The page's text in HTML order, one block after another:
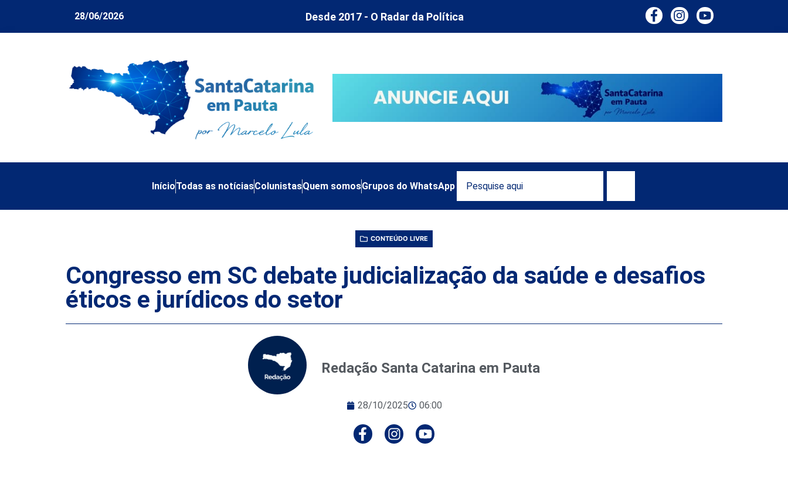
28/06/2026 Desde 2017 - O Radar da Política
InícioTodas as notíciasColunistasQuem somosGrupos do WhatsApp
CONTEÚDO LIVRE
Congresso em SC debate judicialização da saúde e desafios
éticos e jurídicos do setor
Redação Santa Catarina em Pauta
28/10/2025 06:00